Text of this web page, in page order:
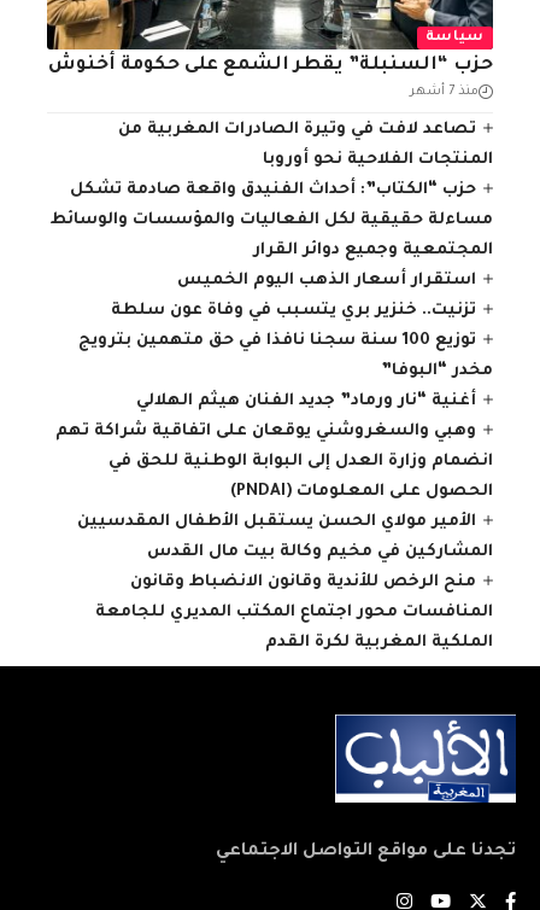
سياسة
حزب “السنبلة” يقطر الشمع على حكومة أخنوش
منذ 7 أشهر
تصاعد لافت في وتيرة الصادرات المغربية من
المنتجات الفلاحية نحو أوروبا
حزب “الكتاب”: أحداث الفنيدق واقعة صادمة تشكل
مساءلة حقيقية لكل الفعاليات والمؤسسات والوسائط
المجتمعية وجميع دوائر القرار
استقرار أسعار الذهب اليوم الخميس
تزنيت.. خنزير بري يتسبب في وفاة عون سلطة
توزيع 100 سنة سجنا نافذا في حق متهمين بترويج
مخدر “البوفا”
أغنية “نار ورماد” جديد الفنان هيثم الهلالي
وهبي والسغروشني يوقعان على اتفاقية شراكة تهم
انضمام وزارة العدل إلى البوابة الوطنية للحق في
الحصول على المعلومات (PNDAI)
الأمير مولاي الحسن يستقبل الأطفال المقدسيين
المشاركين في مخيم وكالة بيت مال القدس
منح الرخص للأندية وقانون الانضباط وقانون
المنافسات محور اجتماع المكتب المديري للجامعة
الملكية المغربية لكرة القدم
تجدنا على مواقع التواصل الاجتماعي